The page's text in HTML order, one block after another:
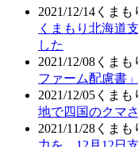
2021/12/14 くまも
くまもり北海道
した
2021/12/08 くまも
ファーム配慮書
2021/12/05 くまも
地で四国のクマ
2021/11/28 くまも